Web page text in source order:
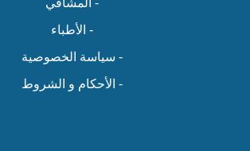
- الأطباء
- سياسة الخصوصية
- الأحكام و الشروط